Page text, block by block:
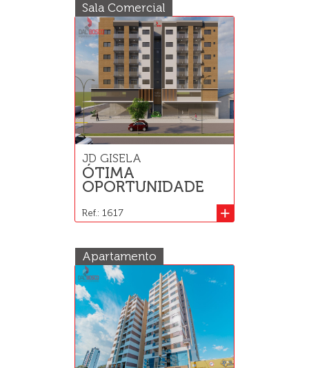
Sala Comercial
JD GISELA
ÓTIMA
OPORTUNIDADE
+
Ref.: 1617
Apartamento